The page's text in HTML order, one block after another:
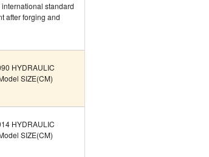
standard
after forging and
HYDRAULIC
SIZE(CM)
HYDRAULIC
SIZE(CM)